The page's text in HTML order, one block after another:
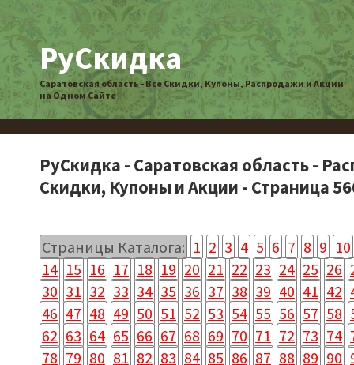
РуСкидка
Саратовская область - Все Скидки, Купоны, Распродажи и Акции
на Одном Сайте
РуСкидка - Саратовская область -
Скидки, Купоны и Акции - Страница
Страницы Каталога: 1 2 3 4 5 6 7 8 9 10
14 15 16 17 18 19 20 21 22 23 24 25 26
30 31 32 33 34 35 36 37 38 39 40 41 42
46 47 48 49 50 51 52 53 54 55 56 57 58
62 63 64 65 66 67 68 69 70 71 72 73 74
78 79 80 81 82 83 84 85 86 87 88 89 90